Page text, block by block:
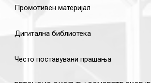
Промотивен материјал
Дигитална библиотека
Често поставувани прашања